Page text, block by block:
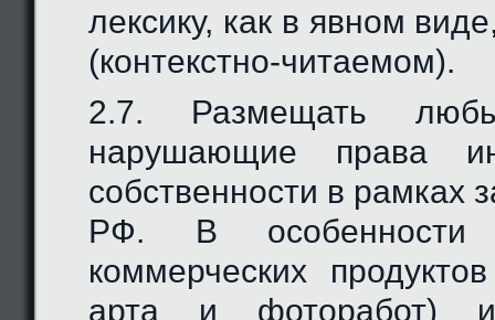
лексику, как в явном
(контекстно-читаемом).
2.7. Размещать
нарушающие права
собственности в рамках
РФ. В особенности
коммерческих
арта и фоторабот) и